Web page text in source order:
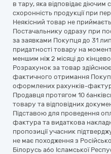
в тару, яка відповідає діючим
схоронність продукції при
Неякісний товар не
Постачальнику одразу при
за заявками Покупця до 31
придатності товару на
меншим ніж 2 місяці до
Розрахунок за товар
фактичного отримання
оформлених рахунків-
Продавця протягом 10
товару та відповідних
Підставою для проведення
фактура та видаткова
пропозиції учасник
не має походження з
Білорусь або Ісламської